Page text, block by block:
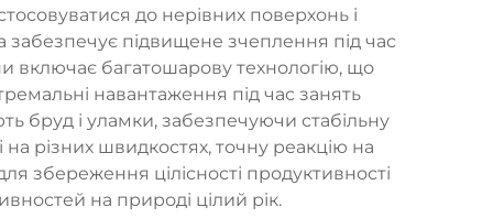
до нерівних поверхонь і
забезпечує підвищене зчеплення під час
включає багатошарову технологію, що
навантаження під час занять
бруд і уламки, забезпечуючи стабільну
різних швидкостях, точну реакцію на
збереження цілісності продуктивності
на природі цілий рік.